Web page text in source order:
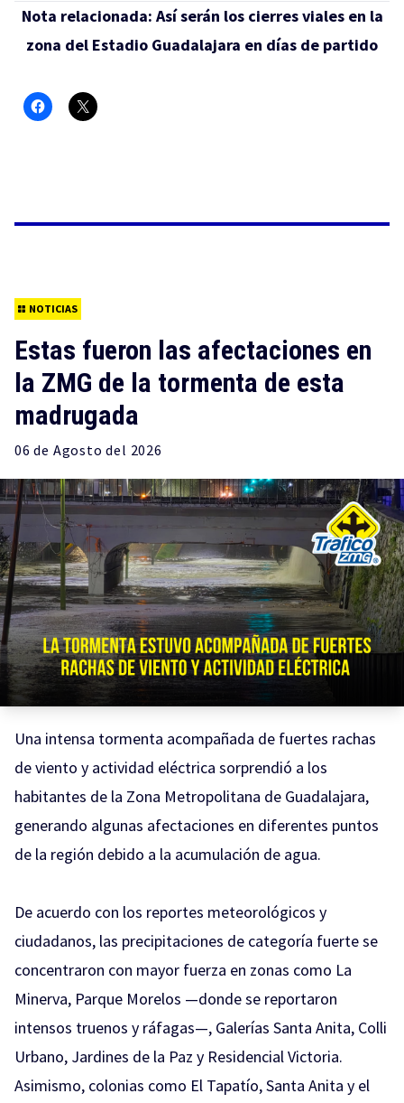
Nota relacionada: Así serán los cierres viales en la
zona del Estadio Guadalajara en días de partido
NOTICIAS
Estas fueron las afectaciones en
la ZMG de la tormenta de esta
madrugada
06 de Agosto del 2026
Una intensa tormenta acompañada de fuertes rachas
de viento y actividad eléctrica sorprendió a los
habitantes de la Zona Metropolitana de Guadalajara,
generando algunas afectaciones en diferentes puntos
de la región debido a la acumulación de agua.
De acuerdo con los reportes meteorológicos y
ciudadanos, las precipitaciones de categoría fuerte se
concentraron con mayor fuerza en zonas como La
Minerva, Parque Morelos —donde se reportaron
intensos truenos y ráfagas—, Galerías Santa Anita, Colli
Urbano, Jardines de la Paz y Residencial Victoria.
Asimismo, colonias como El Tapatío, Santa Anita y el